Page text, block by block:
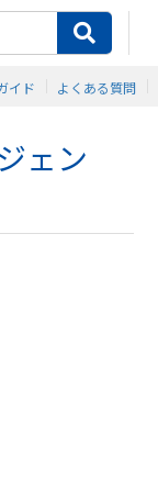
イド よくある質問
ェン